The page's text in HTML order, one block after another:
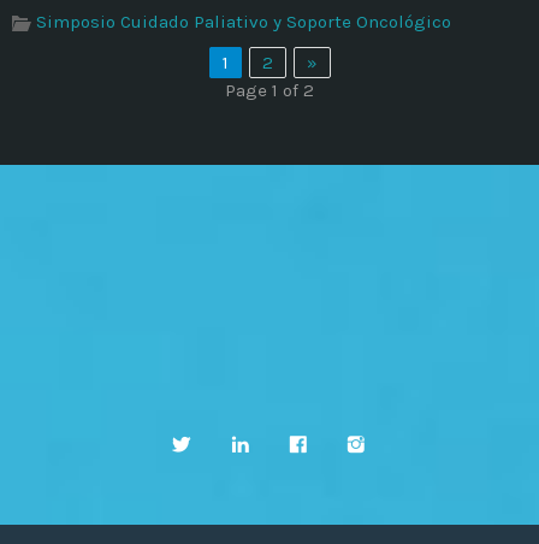
Simposio Cuidado Paliativo y Soporte Oncológico
1
2
»
Page 1 of 2